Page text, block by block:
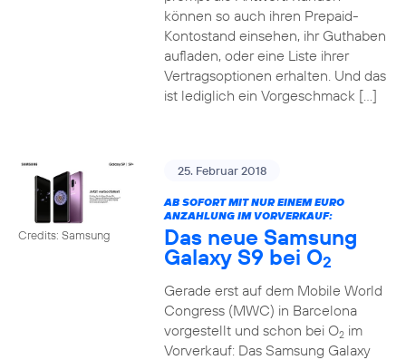
können so auch ihren Prepaid-
Kontostand einsehen, ihr Guthaben
aufladen, oder eine Liste ihrer
Vertragsoptionen erhalten. Und das
ist lediglich ein Vorgeschmack […]
Credits: Samsung
25. Februar 2018
AB SOFORT MIT NUR EINEM EURO
ANZAHLUNG IM VORVERKAUF:
Das neue Samsung
Galaxy S9 bei O2
Gerade erst auf dem Mobile World
Congress (MWC) in Barcelona
vorgestellt und schon bei O2im
Vorverkauf: Das Samsung Galaxy